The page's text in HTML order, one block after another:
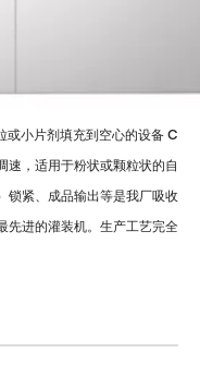
或小片剂填充到空心的设备c
速，适用于粉状或颗粒状的自
锁紧、成品输出等是我厂吸收
先进的灌装机。生产工艺完全